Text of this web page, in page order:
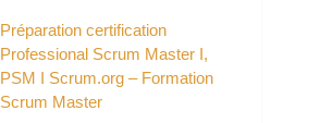
Préparation certification
Professional Scrum Master I,
PSM I Scrum.org – Formation
Scrum Master